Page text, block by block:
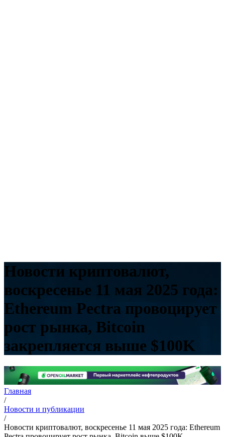
Новости криптовалют,
воскресенье 11 мая 2025 года:
Ethereum Pectra провоцирует
рост рынка, Bitcoin
закрепляется выше $100K
Главная
/
Новости и публикации
/
Новости криптовалют, воскресенье 11 мая 2025 года: Ethereum